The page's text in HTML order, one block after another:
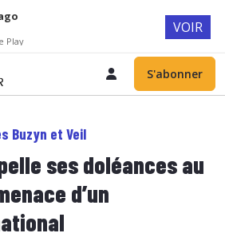
S'abonner
Buzyn et Veil
ses doléances au
d’un
Play
VOIR